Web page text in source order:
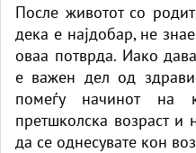
После животот со
дека е најдобар, не
оваа потврда. Иако
е важен дел од
помеѓу начинот на
претшколска возраст и
да се однесувате кон